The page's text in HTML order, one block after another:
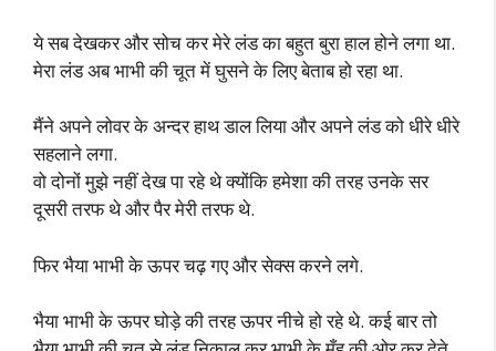
ये सब देखकर और सोच कर मेरे लंड का बहुत बुरा हाल होने लगा था.
मेरा लंड अब भाभी की चूत में घुसने के लिए बेताब हो रहा था.
मैंने अपने लोवर के अन्दर हाथ डाल लिया और अपने लंड को धीरे धीरे
सहलाने लगा.
वो दोनों मुझे नहीं देख पा रहे थे क्योंकि हमेशा की तरह उनके सर
दूसरी तरफ थे और पैर मेरी तरफ थे.
फिर भैया भाभी के ऊपर चढ़ गए और सेक्स करने लगे.
भैया भाभी के ऊपर घोड़े की तरह ऊपर नीचे हो रहे थे. कई बार तो